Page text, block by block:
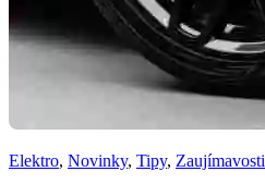
Elektro, Novinky, Tipy, Zaujímavosti